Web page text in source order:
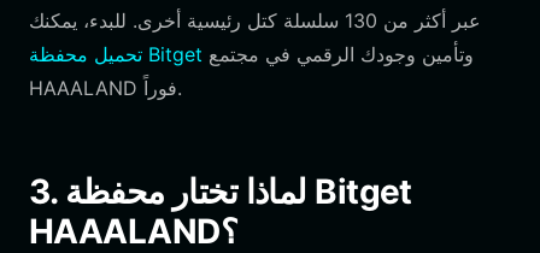
عبر أكثر من 130 سلسلة كتل رئيسية أخرى. للبدء، يمكنك
تحميل محفظة Bitget
HAAALAND فوراً.
3. لماذا تختار محفظة Bitget
HAAALAND؟